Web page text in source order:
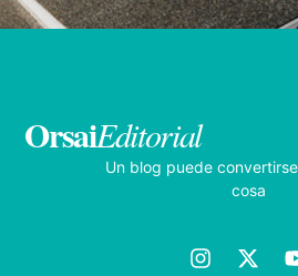
OrsaiEditorial
Un blog puede
cosa